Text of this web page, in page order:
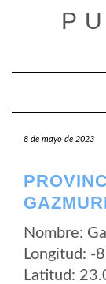
8 de mayo de 2023
Nombre:
Longitud: -
Latitud: